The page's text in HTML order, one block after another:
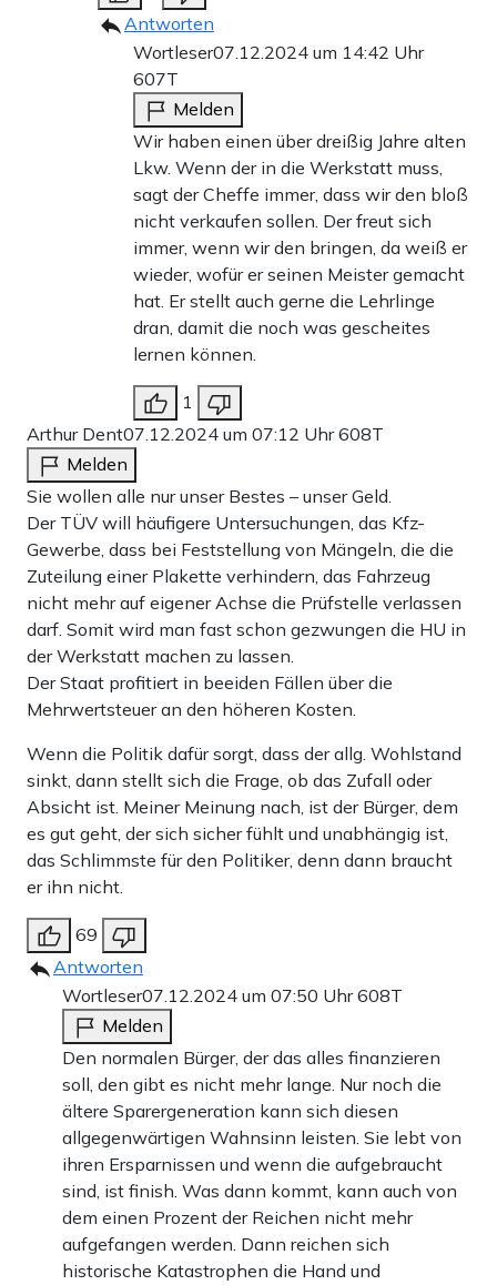
Antworten
Wortleser07.12.2024 um 14:42 Uhr
607T
Melden
Wir haben einen über dreißig Jahre alten
Lkw. Wenn der in die Werkstatt muss,
sagt der Cheffe immer, dass wir den bloß
nicht verkaufen sollen. Der freut sich
immer, wenn wir den bringen, da weiß er
wieder, wofür er seinen Meister gemacht
hat. Er stellt auch gerne die Lehrlinge
dran, damit die noch was gescheites
lernen können.
1
Arthur Dent07.12.2024 um 07:12 Uhr608T
Melden
Sie wollen alle nur unser Bestes – unser Geld.
Der TÜV will häufigere Untersuchungen, das Kfz-
Gewerbe, dass bei Feststellung von Mängeln, die die
Zuteilung einer Plakette verhindern, das Fahrzeug
nicht mehr auf eigener Achse die Prüfstelle verlassen
darf. Somit wird man fast schon gezwungen die HU in
der Werkstatt machen zu lassen.
Der Staat profitiert in beeiden Fällen über die
Mehrwertsteuer an den höheren Kosten.
Wenn die Politik dafür sorgt, dass der allg. Wohlstand
sinkt, dann stellt sich die Frage, ob das Zufall oder
Absicht ist. Meiner Meinung nach, ist der Bürger, dem
es gut geht, der sich sicher fühlt und unabhängig ist,
das Schlimmste für den Politiker, denn dann braucht
er ihn nicht.
69
Antworten
Wortleser07.12.2024 um 07:50 Uhr608T
Melden
Den normalen Bürger, der das alles finanzieren
soll, den gibt es nicht mehr lange. Nur noch die
ältere Sparergeneration kann sich diesen
allgegenwärtigen Wahnsinn leisten. Sie lebt von
ihren Ersparnissen und wenn die aufgebraucht
sind, ist finish. Was dann kommt, kann auch von
dem einen Prozent der Reichen nicht mehr
aufgefangen werden. Dann reichen sich
historische Katastrophen die Hand und